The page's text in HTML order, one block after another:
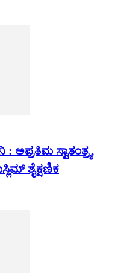
ಸ್ವಾತಂತ್ರ್ಯ
ಶೈಕ್ಷಣಿಕ